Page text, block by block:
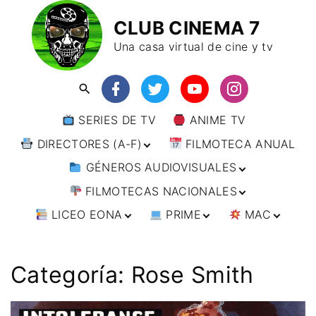
CLUB CINEMA 7
Una casa virtual de cine y tv
SERIES DE TV
ANIME TV
DIRECTORES (A-F)
DIRECTORES (F-L)
DIRECTORES (L-
W)
FILMOTECA ANUAL
GÉNEROS AUDIOVISUALES
ANIMACIÓN
ARTES MARCIALES
CINE DOCUMENTAL
CINE NEGRO / CRIMEN /
ESPIONAJE
FILMOTECAS NACIONALES
AFRICA
BRASIL
CHILE
ESTADOS UNIDOS
ASIA
INDIA
JAPÓN
RUSIA
EUROPA
ALEMANIA
AUSTRIA
OCEANIA AUSTRALIA
LICEO EONA
TALLERES
ONLINE
PRIME
IMPRESCINDIBLES
MAC
🗨 CÓMICS
Categoría: Rose Smith